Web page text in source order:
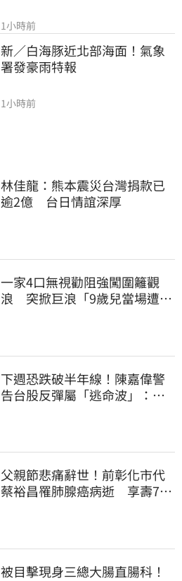
1小時前
新／白海豚近北部海面！氣象
署發豪雨特報
1小時前
林佳龍：熊本震災台灣捐款已
逾2億 台日情誼深厚
一家4口無視勸阻強闖圍籬觀
浪 突掀巨浪「9歲兒當場遭捲
下週恐跌破半年線！陳嘉偉警
告台股反彈屬「逃命波」：空
父親節悲痛辭世！前彰化市代
蔡裕昌罹肺腺癌病逝 享壽71
被目擊現身三總大腸直腸科！